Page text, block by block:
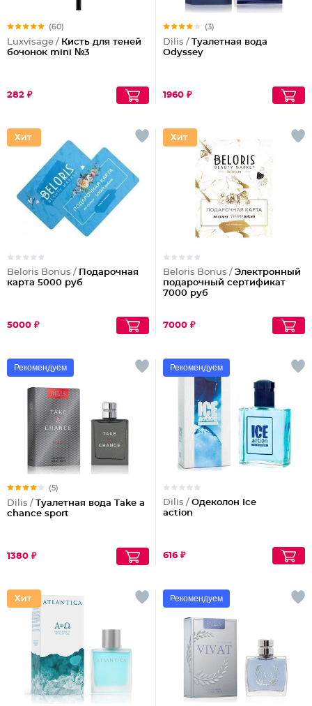
(60)
Luxvisage / Кисть для теней
бочонок mini №3
282 ₽
(3)
Dilis /
Туалетная вода
Odyssey
1960 ₽
Beloris Bonus /
Подарочная
карта 5000 руб
5000 ₽
Beloris Bonus / Электронный
подарочный сертификат
7000 руб
7000 ₽
Рекомендуем
(5)
Dilis /
Туалетная вода Take a
chance sport
1380 ₽
Рекомендуем
Dilis / Одеколон Ice
action
616 ₽
Рекомендуем